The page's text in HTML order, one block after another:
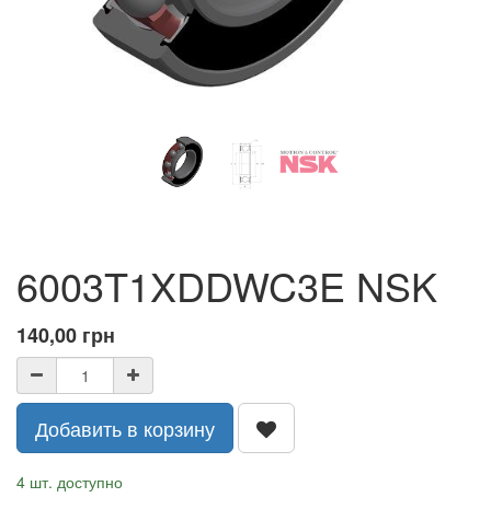
6003T1XDDWC3E NSK
140,00 грн
Добавить в корзину
4 шт. доступно